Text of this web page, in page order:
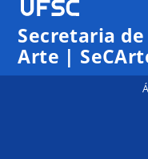
Secretaria
Arte |
1:00